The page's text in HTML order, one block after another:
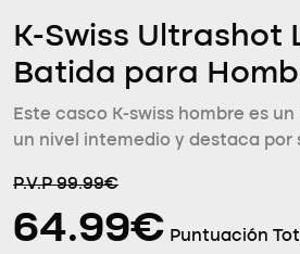
K-Swiss Ultrashot
Batida para
Este casco K-swiss hombre es
un nivel intemedio y destaca por
P.V.P 99.99€
64.99€ Puntuación